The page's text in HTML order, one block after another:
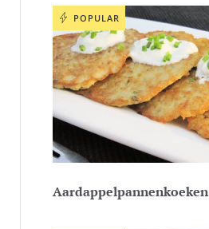
POPULAR
Aardappelpannenkoeken